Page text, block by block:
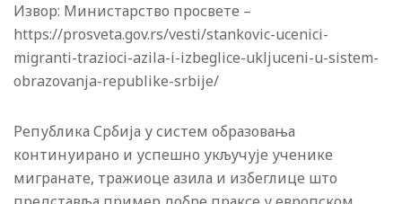
Извор: Министарство просвете –
https://prosveta.gov.rs/vesti/stankovic-ucenici-
migranti-trazioci-azila-i-izbeglice-ukljuceni-u-sistem-
obrazovanja-republike-srbije/
Република Србија у систем образовања
континуирано и успешно укључује ученике
мигранате, тражиоце азила и избеглице што